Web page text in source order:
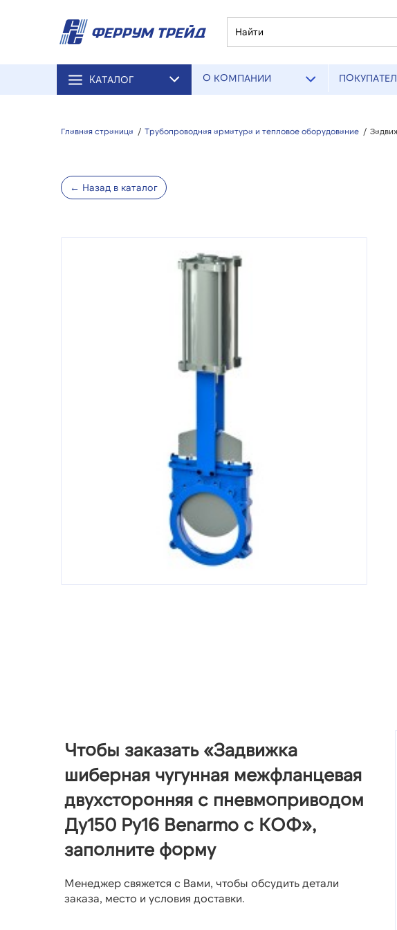
КАТАЛОГ О КОМПАНИИ
Главная страница / Трубопроводная арматура и тепловое оборудование /
← Назад в каталог
Чтобы заказать «Задвижка
шиберная чугунная межфланцевая
двухсторонняя с пневмоприводом
Ду150 Ру16 Benarmo с КОФ»,
заполните форму
Менеджер свяжется с Вами, чтобы обсудить детали
заказа, место и условия доставки.